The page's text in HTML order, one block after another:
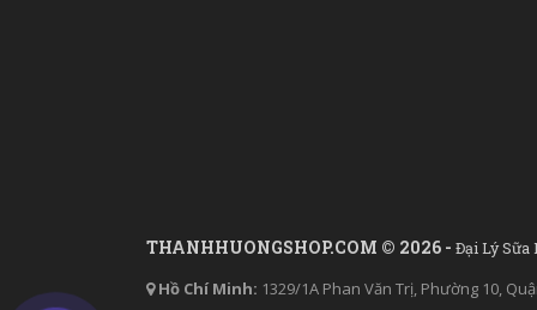
THANHHUONGSHOP.COM © 2026 - Đại Lý Sữa
Hồ Chí Minh: 1329/1A Phan Văn Trị, Phường 10,